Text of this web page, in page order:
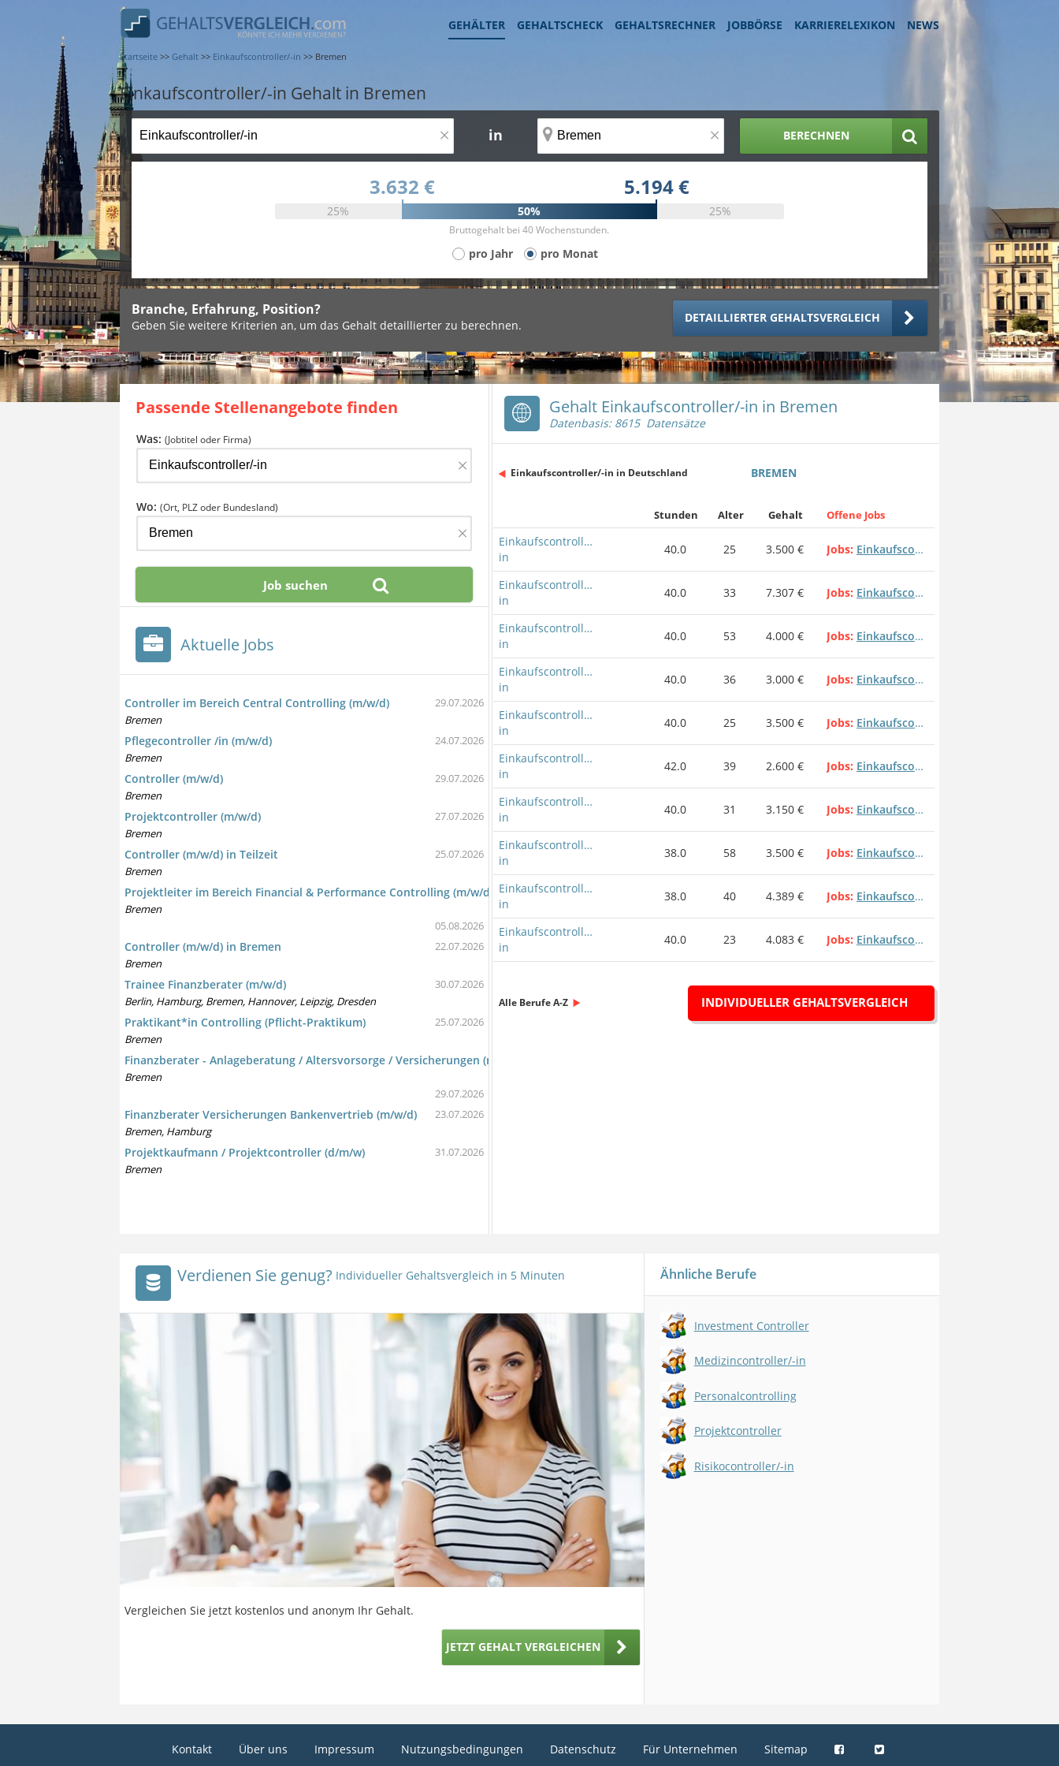
GEHÄLTER GEHALTSCHECK GEHALTSRECHNER JOBBÖRSE KARRIERELEXIKON NEWS
Startseite >> Gehalt >> Einkaufscontroller/-in >> Bremen
Einkaufscontroller/-in Gehalt in Bremen
× in × BERECHNEN
3.632 € 5.194 €
25% 50% 25%
Bruttogehalt bei 40 Wochenstunden.
pro Jahr pro Monat
Branche, Erfahrung, Position?
Geben Sie weitere Kriterien an, um das Gehalt detaillierter zu berechnen.
DETAILLIERTER GEHALTSVERGLEICH
Gehalt Einkaufscontroller/-in in Bremen
Datenbasis: 8615 Datensätze
Einkaufscontroller/-in in Deutschland BREMEN
Stunden Alter Gehalt Offene Jobs
Einkaufscontroller/-
in
40.0 25 3.500 € Jobs Einkaufscontroller/-in
Einkaufscontroller/-
in
40.0 33 7.307 € Jobs Einkaufscontroller/-in
Einkaufscontroller/-
in
40.0 53 4.000 € Jobs Einkaufscontroller/-in
Einkaufscontroller/-
in
40.0 36 3.000 € Jobs Einkaufscontroller/-in
Einkaufscontroller/-
in
40.0 25 3.500 € Jobs Einkaufscontroller/-in
Einkaufscontroller/-
in
42.0 39 2.600 € Jobs Einkaufscontroller/-in
Einkaufscontroller/-
in
40.0 31 3.150 € Jobs Einkaufscontroller/-in
Einkaufscontroller/-
in
38.0 58 3.500 € Jobs Einkaufscontroller/-in
Einkaufscontroller/-
in
38.0 40 4.389 € Jobs Einkaufscontroller/-in
Einkaufscontroller/-
in
40.0 23 4.083 € Jobs Einkaufscontroller/-in
Alle Berufe A-Z INDIVIDUELLER GEHALTSVERGLEICH
Passende Stellenangebote finden
Was: (Jobtitel oder Firma)
×
Wo: (Ort, PLZ oder Bundesland)
×
Aktuelle Jobs
Controller im Bereich Central Controlling (m/w/d)
Bremen
29.07.2026
Pflegecontroller /in (m/w/d)
Bremen
24.07.2026
Controller (m/w/d)
Bremen
29.07.2026
Projektcontroller (m/w/d)
Bremen
27.07.2026
Controller (m/w/d) in Teilzeit
Bremen
25.07.2026
Projektleiter im Bereich Financial & Performance Controlling (m/w/d) Airbus
Bremen
05.08.2026
Controller (m/w/d) in Bremen
Bremen
22.07.2026
Trainee Finanzberater (m/w/d)
Berlin, Hamburg, Bremen, Hannover, Leipzig, Dresden
30.07.2026
Praktikant*in Controlling (Pflicht-Praktikum)
Bremen
25.07.2026
Finanzberater - Anlageberatung / Altersvorsorge / Versicherungen (m/w/d)
Bremen
29.07.2026
Finanzberater Versicherungen Bankenvertrieb (m/w/d)
Bremen, Hamburg
23.07.2026
Projektkaufmann / Projektcontroller (d/m/w)
Bremen
31.07.2026
Verdienen Sie genug? Individueller Gehaltsvergleich in 5 Minuten
Vergleichen Sie jetzt kostenlos und anonym Ihr Gehalt.
JETZT GEHALT VERGLEICHEN
Ähnliche Berufe
Investment Controller
Medizincontroller/-in
Personalcontrolling
Projektcontroller
Risikocontroller/-in
Kontakt Über uns Impressum Nutzungsbedingungen Datenschutz Für Unternehmen Sitemap